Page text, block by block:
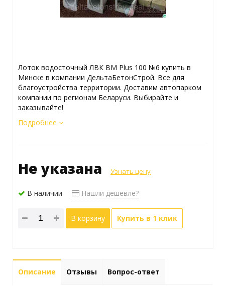
Лоток водосточный ЛВК ВМ Plus 100 №6 купить в
Минске в компании ДельтаБетонСтрой. Все для
благоустройства территории. Доставим автопарком
компании по регионам Беларуси. Выбирайте и
заказывайте!
Подробнее
Не указана Узнать цену
В наличии Нашли дешевле?
В корзину Купить в 1 клик
Описание Отзывы Вопрос-ответ